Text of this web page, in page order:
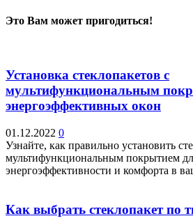
Это Вам может пригодиться!
Установка стеклопакетов с
мультифункциональным
энергоэффективных окон
01.12.2022 0
Узнайте, как правильно установить
мультифункциональным покрытием
энергоэффективности и комфорта в
Как выбрать стеклопакет по